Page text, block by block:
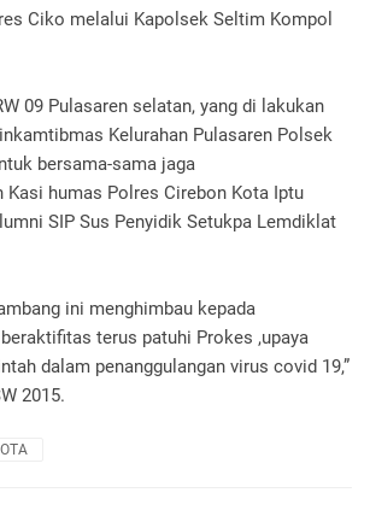
Ciko melalui Kapolsek Seltim Kompol
09 Pulasaren selatan, yang di lakukan
Kelurahan Pulasaren Polsek
bersama-sama jaga
Kasi humas Polres Cirebon Kota Iptu
SIP Sus Penyidik Setukpa Lemdiklat
ini menghimbau kepada
terus patuhi Prokes ,upaya
dalam penanggulangan virus covid 19,”
2015.